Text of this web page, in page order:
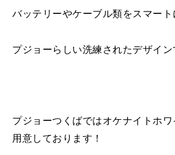
バッテリーやケーブル類をスマート
プジョーらしい洗練されたデザイン
プジョーつくばではオケナイトホ
用意しております！